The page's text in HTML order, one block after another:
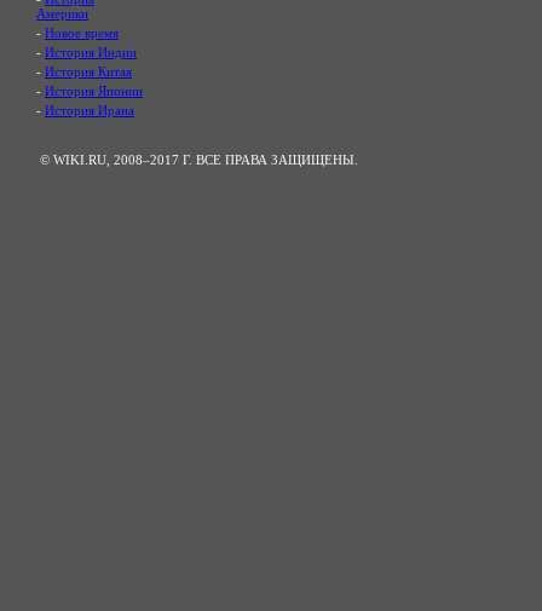
Америки
- Новое время
- История Индии
- История Китая
- История Японии
- История Ирана
© WIKI.RU, 2008–2017 Г. ВСЕ ПРАВА ЗАЩИЩЕНЫ.